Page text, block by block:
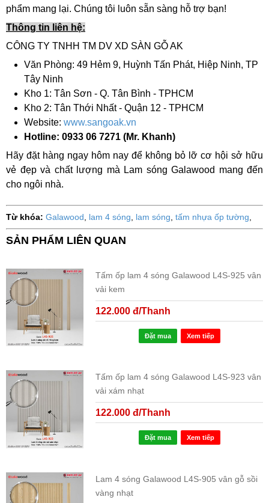
phẩm mang lại. Chúng tôi luôn sẵn sàng hỗ trợ bạn!
Thông tin liên hệ:
CÔNG TY TNHH TM DV XD SÀN GỖ AK
Văn Phòng: 49 Hẻm 9, Huỳnh Tấn Phát, Hiệp Ninh, TP
Tây Ninh
Kho 1: Tân Sơn - Q. Tân Bình - TPHCM
Kho 2: Tân Thới Nhất - Quận 12 - TPHCM
Website: www.sangoak.vn
Hotline: 0933 06 7271 (Mr. Khanh)
Hãy đặt hàng ngay hôm nay để không bỏ lỡ cơ hội sở hữu
vẻ đẹp và chất lượng mà Lam sóng Galawood mang đến
cho ngôi nhà.
Từ khóa: Galawood lam 4 sóng lam sóng tấm nhựa ốp tường
SẢN PHẨM LIÊN QUAN
Tấm ốp lam 4 sóng Galawood L4S-925 vân
vải kem
122.000 đ/Thanh
Đặt mua Xem tiếp
Tấm ốp lam 4 sóng Galawood L4S-923 vân
vải xám nhạt
122.000 đ/Thanh
Đặt mua Xem tiếp
Lam 4 sóng Galawood L4S-905 vân gỗ sồi
vàng nhạt